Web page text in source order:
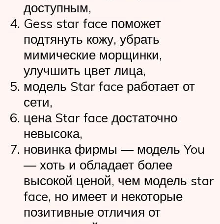
доступным,
Gess star face поможет
подтянуть кожу, убрать
мимические морщинки,
улучшить цвет лица,
модель Star face работает от
сети,
цена Star face достаточно
невысока,
новинка фирмы — модель You
— хоть и обладает более
высокой ценой, чем модель star
face, но имеет и некоторые
позитивные отличия от